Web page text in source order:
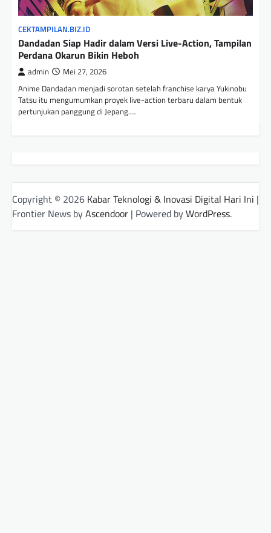
CEKTAMPILAN.BIZ.ID
Dandadan Siap Hadir dalam Versi Live-Action, Tampilan
Perdana Okarun Bikin Heboh
admin Mei 27, 2026
Anime Dandadan menjadi sorotan setelah franchise karya Yukinobu
Tatsu itu mengumumkan proyek live-action terbaru dalam bentuk
pertunjukan panggung di Jepang.…
Copyright © 2026 Kabar Teknologi & Inovasi Digital Hari Ini |
Frontier News byAscendoor | Powered byWordPress.